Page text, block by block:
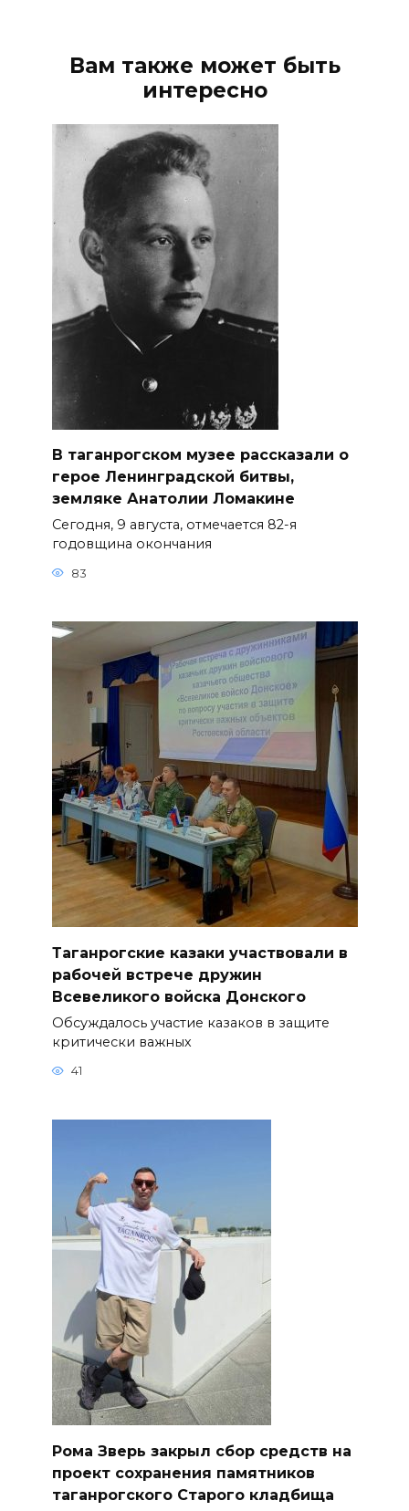
Вам также может быть
интересно
В таганрогском музее рассказали о
герое Ленинградской битвы,
земляке Анатолии Ломакине
Сегодня, 9 августа, отмечается 82-я
годовщина окончания
83
Таганрогские казаки участвовали в
рабочей встрече дружин
Всевеликого войска Донского
Обсуждалось участие казаков в защите
критически важных
41
Рома Зверь закрыл сбор средств на
проект сохранения памятников
таганрогского Старого кладбища